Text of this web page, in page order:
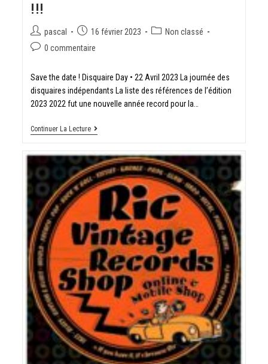
!!!
pascal 16 février 2023
Non classé
0 commentaire
Save the date ! Disquaire Day • 22 Avril 2023 La journée des
disquaires indépendants La liste des références de l’édition
2023 2022 fut une nouvelle année record pour la…
Continuer La Lecture